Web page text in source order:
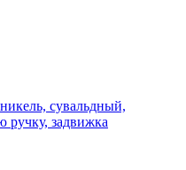
сувальдный,
задвижка